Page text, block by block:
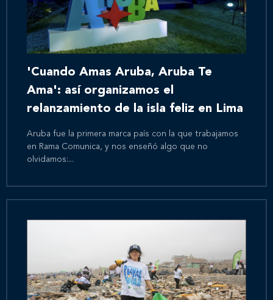
'Cuando Amas Aruba, Aruba Te
Ama': así organizamos el
relanzamiento de la isla feliz en Lima
Aruba fue la primera marca país con la que trabajamos
en Rama Comunica, y nos enseñó algo que no
olvidamos:...